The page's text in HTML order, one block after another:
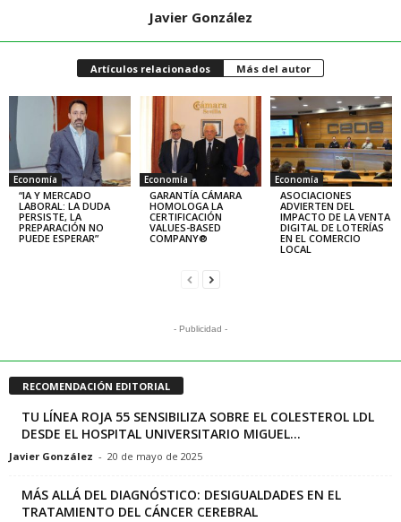
Javier González
Artículos relacionados Más del autor
Economía
“IA Y MERCADO
LABORAL: LA DUDA
PERSISTE, LA
PREPARACIÓN NO
PUEDE ESPERAR”
Economía
GARANTÍA CÁMARA
HOMOLOGA LA
CERTIFICACIÓN
VALUES-BASED
COMPANY®
Economía
ASOCIACIONES
ADVIERTEN DEL
IMPACTO DE LA VENTA
DIGITAL DE LOTERÍAS
EN EL COMERCIO
LOCAL
- Publicidad -
RECOMENDACIÓN EDITORIAL
TU LÍNEA ROJA 55 SENSIBILIZA SOBRE EL COLESTEROL LDL
DESDE EL HOSPITAL UNIVERSITARIO MIGUEL...
Javier González - 20 de mayo de 2025
MÁS ALLÁ DEL DIAGNÓSTICO: DESIGUALDADES EN EL
TRATAMIENTO DEL CÁNCER CEREBRAL